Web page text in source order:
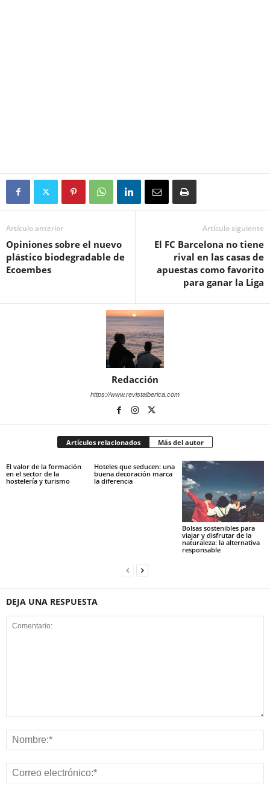
Artículo anterior
Opiniones sobre el nuevo
plástico biodegradable de
Ecoembes
Artículo siguiente
El FC Barcelona no tiene
rival en las casas de
apuestas como favorito
para ganar la Liga
Redacción
https://www.revistaiberica.com
Artículos relacionados Más del autor
El valor de la formación
en el sector de la
hostelería y turismo
Hoteles que seducen: una
buena decoración marca
la diferencia
Bolsas sostenibles para
viajar y disfrutar de la
naturaleza: la alternativa
responsable
DEJA UNA RESPUESTA